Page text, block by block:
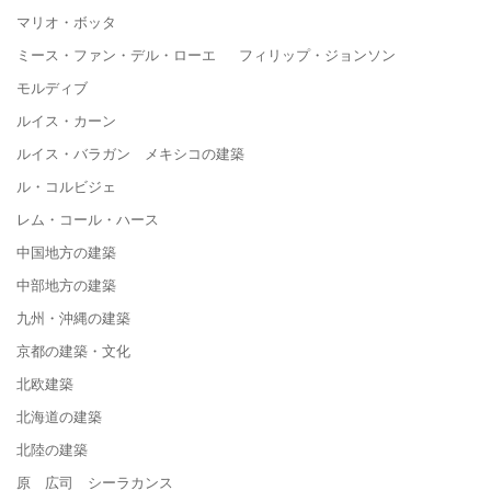
マリオ・ボッタ
ミース・ファン・デル・ローエ フィリップ・ジョンソン
モルディブ
ルイス・カーン
ルイス・バラガン メキシコの建築
ル・コルビジェ
レム・コール・ハース
中国地方の建築
中部地方の建築
九州・沖縄の建築
京都の建築・文化
北欧建築
北海道の建築
北陸の建築
原 広司 シーラカンス